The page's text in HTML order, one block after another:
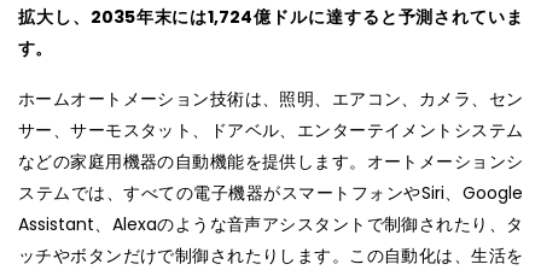
拡大し、2035年末には1,724億ドルに達すると予測されていま
す。
ホームオートメーション技術は、照明、エアコン、カメラ、セン
サー、サーモスタット、ドアベル、エンターテイメントシステム
などの家庭用機器の自動機能を提供します。オートメーションシ
ステムでは、すべての電子機器がスマートフォンやSiri、Google
Assistant、Alexaのような音声アシスタントで制御されたり、タ
ッチやボタンだけで制御されたりします。この自動化は、生活を